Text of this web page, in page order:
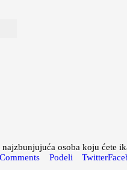
osoba koju ćete
Comments Podeli Twitter